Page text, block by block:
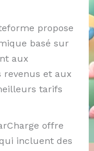
propose
basé sur
aux
et aux
tarifs
offre
incluent des